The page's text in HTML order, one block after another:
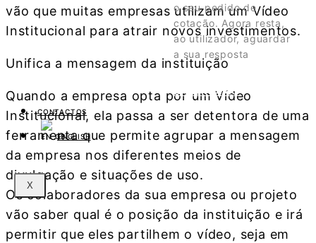
o seu pedido de
cotação. Agora resta,
ao utilizador, aguardar
a sua resposta
SABER MAIS
CONTACTOS
ENGLISH
X
vão que muitas empresas utilizam um Vídeo
Institucional para atrair novos investimentos.
Unifica a mensagem da instituição
Quando a empresa opta por um Vídeo
Institucional, ela passa a ser detentora de uma
ferramenta que permite agrupar a mensagem
da empresa nos diferentes meios de
divulgação e situações de uso.
Os colaboradores da sua empresa ou projeto
vão saber qual é o posição da instituição e irá
permitir que eles partilhem o vídeo, seja em